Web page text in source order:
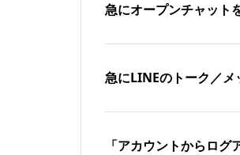
急にオープンチャット
急にLINEのトーク／
「アカウントからロ